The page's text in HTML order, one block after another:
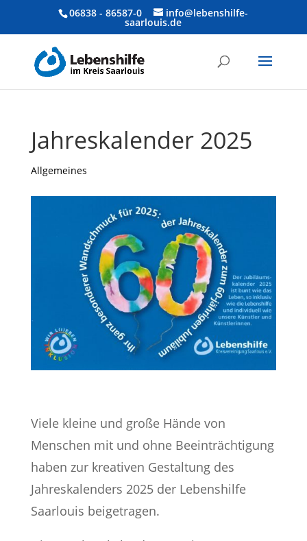
06838 - 86587-0 info@lebenshilfe-
saarlouis.de
Jahreskalender 2025
Allgemeines
Viele kleine und große Hände von
Menschen mit und ohne Beeinträchtigung
haben zur kreativen Gestaltung des
Jahreskalenders 2025 der Lebenshilfe
Saarlouis beigetragen.